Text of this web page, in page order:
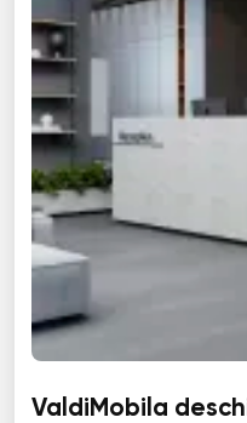
ValdiMobila